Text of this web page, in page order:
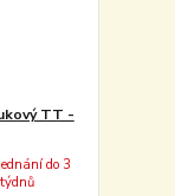
TT -
do 3
týdnů